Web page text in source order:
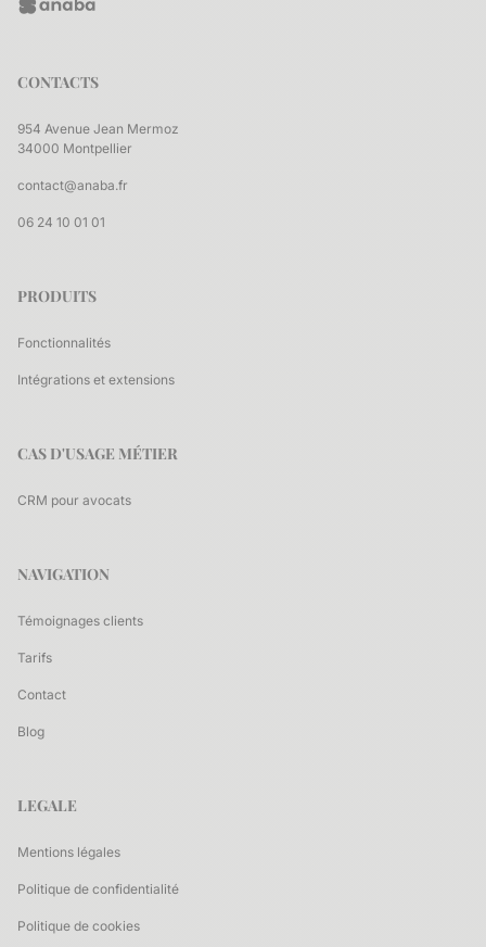
CONTACTS
954 Avenue Jean Mermoz
34000 Montpellier
contact@anaba.fr
06 24 10 01 01
PRODUITS
Fonctionnalités
Intégrations et extensions
CAS D'USAGE MÉTIER
CRM pour avocats
NAVIGATION
Témoignages clients
Tarifs
Contact
Blog
LEGALE
Mentions légales
Politique de confidentialité
Politique de cookies